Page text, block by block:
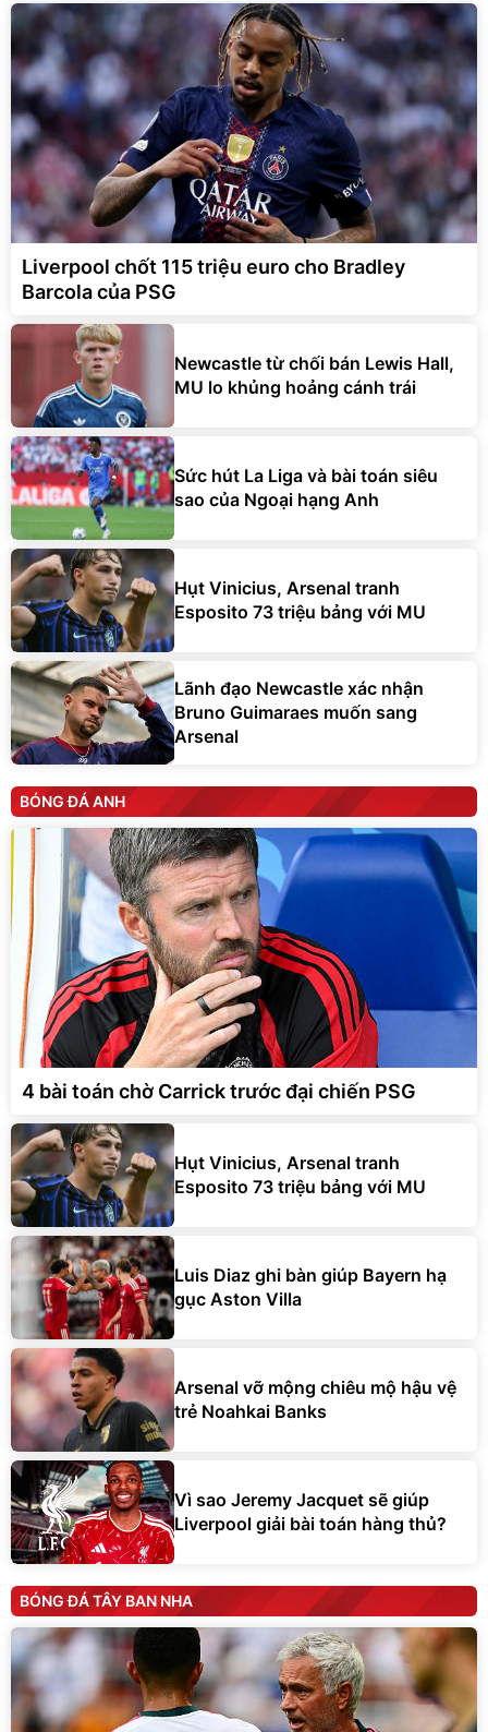
Liverpool chốt 115 triệu euro cho Bradley
Barcola của PSG
Newcastle từ chối bán Lewis Hall,
MU lo khủng hoảng cánh trái
Sức hút La Liga và bài toán siêu
sao của Ngoại hạng Anh
Hụt Vinicius, Arsenal tranh
Esposito 73 triệu bảng với MU
Lãnh đạo Newcastle xác nhận
Bruno Guimaraes muốn sang
Arsenal
BÓNG ĐÁ ANH
4 bài toán chờ Carrick trước đại chiến PSG
Hụt Vinicius, Arsenal tranh
Esposito 73 triệu bảng với MU
Luis Diaz ghi bàn giúp Bayern hạ
gục Aston Villa
Arsenal vỡ mộng chiêu mộ hậu vệ
trẻ Noahkai Banks
Vì sao Jeremy Jacquet sẽ giúp
Liverpool giải bài toán hàng thủ?
BÓNG ĐÁ TÂY BAN NHA